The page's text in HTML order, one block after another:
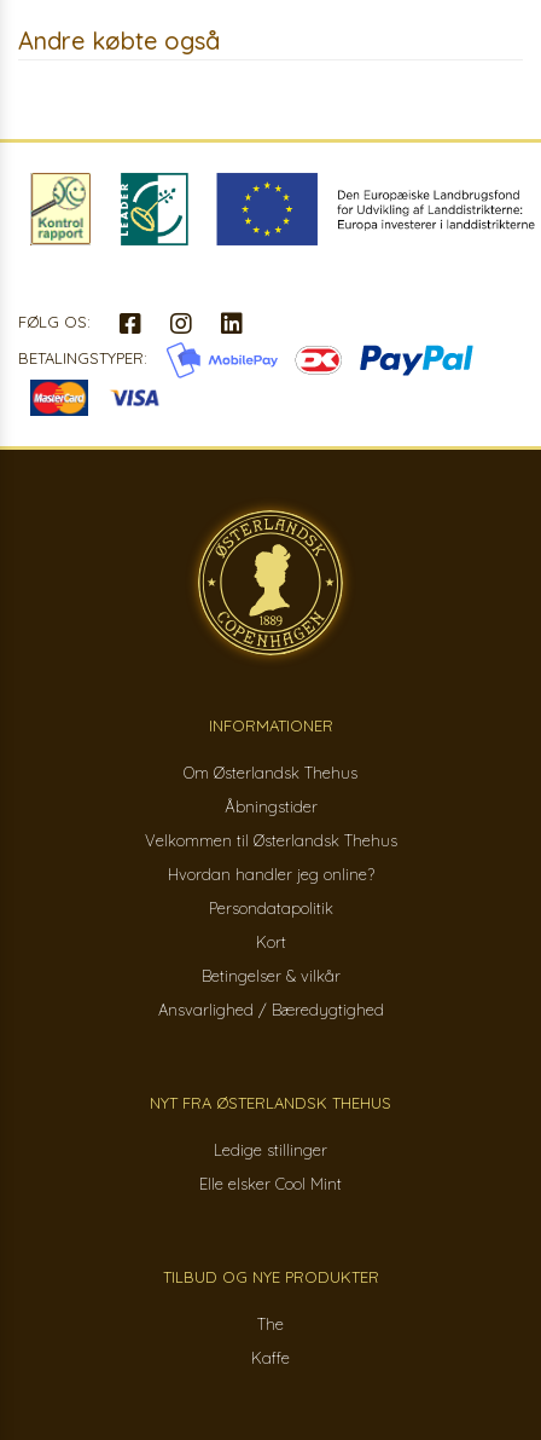
Andre købte også
FØLG OS:
BETALINGSTYPER:
INFORMATIONER
Om Østerlandsk Thehus
Åbningstider
Velkommen til Østerlandsk Thehus
Hvordan handler jeg online?
Persondatapolitik
Kort
Betingelser & vilkår
Ansvarlighed / Bæredygtighed
NYT FRA ØSTERLANDSK THEHUS
Ledige stillinger
Elle elsker Cool Mint
TILBUD OG NYE PRODUKTER
The
Kaffe